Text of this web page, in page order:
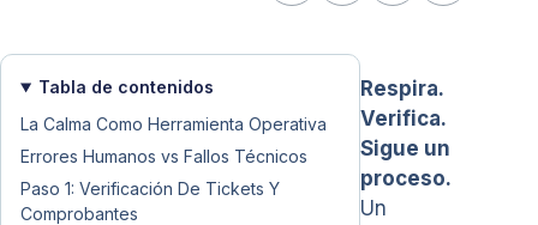
Tabla de contenidos
La Calma Como Herramienta Operativa
Errores Humanos vs Fallos Técnicos
Paso 1: Verificación De Tickets Y
Comprobantes
Respira.
Verifica.
Sigue un
proceso.
Un